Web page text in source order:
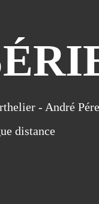
- André
distance